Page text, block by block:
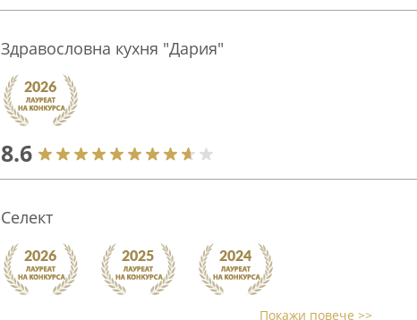
Здравословна кухня "Дария"
8.6
Селект
Покажи повече >>